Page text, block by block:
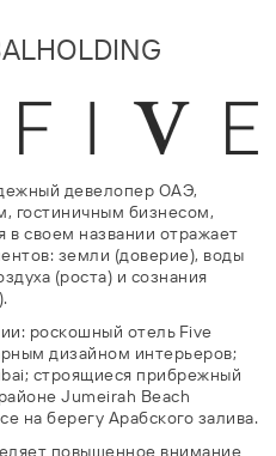
девелопер ОАЭ,
гостиничным бизнесом,
своем названии отражает
земли (доверие), воды
(роста) и сознания
роскошный отель Five
дизайном интерьеров;
строящиеся прибрежный
Jumeirah Beach
на берегу Арабского залива.
повышенное внимание